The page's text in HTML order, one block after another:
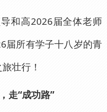
和高2026届全体老师
届所有学子十八岁的青
壮行！
走“成功路”